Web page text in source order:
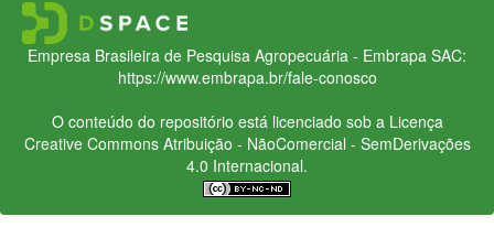
Empresa Brasileira de Pesquisa Agropecuária - Embrapa SAC:
https://www.embrapa.br/fale-conosco
O conteúdo do repositório está licenciado sob a Licença
Creative CommonsAtribuição - NãoComercial - SemDerivações
4.0 Internacional.